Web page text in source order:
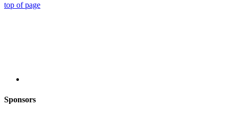
top of page
Sponsors